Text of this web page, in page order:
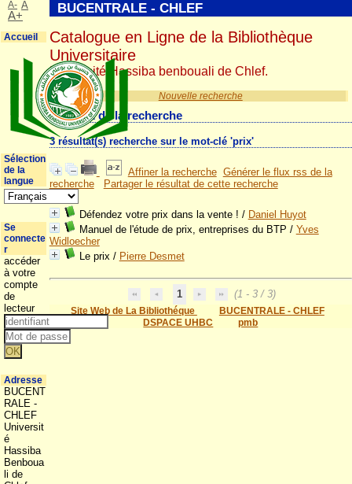
Nouvelle recherche
Résultat de la recherche
3 résultat(s) recherche sur le mot-clé 'prix'
Affiner la recherche Générer le flux rss de la
recherche
Partager le résultat de cette recherche
Défendez votre prix dans la vente ! / Daniel Huyot
Manuel de l'étude de prix, entreprises du BTP / Yves
Widloecher
Le prix/ Pierre Desmet
1 (1 - 3 / 3)
Site Web de La Bibliothéque
BUCENTRALE - CHLEF
DSPACE UHBC
pmb
BUCENTRALE - CHLEF
Catalogue en Ligne de la Bibliothèque
Universitaire
Université Hassiba benbouali de Chlef.
A- A
A+
Accueil
Sélection
de la
langue
Se
connecte
r
accéder
à votre
compte
de
lecteur
Adresse
BUCENT
RALE -
CHLEF
Universit
é
Hassiba
Benboua
li de